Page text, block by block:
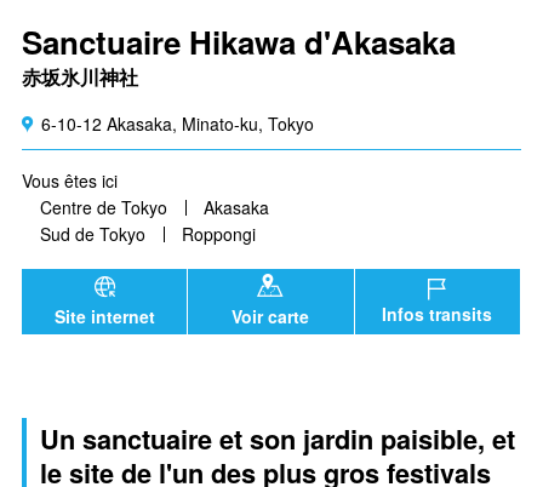
Sanctuaire Hikawa d'Akasaka
赤坂氷川神社
6-10-12 Akasaka, Minato-ku, Tokyo
Vous êtes ici
Centre de Tokyo
Akasaka
Sud de Tokyo
Roppongi
Site internet Voir carte Infos transits
Un sanctuaire et son jardin paisible, et
le site de l'un des plus gros festivals